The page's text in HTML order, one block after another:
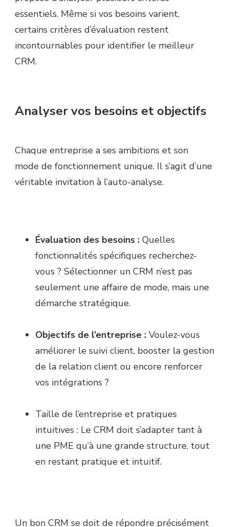
essentiels. Même si vos besoins varient,
certains critères d’évaluation restent
incontournables pour identifier le meilleur
CRM.
Analyser vos besoins et objectifs
Chaque entreprise a ses ambitions et son
mode de fonctionnement unique. Il s’agit d’une
véritable invitation à l’auto-analyse.
Évaluation des besoins : Quelles
fonctionnalités spécifiques recherchez-
vous ? Sélectionner un CRM n’est pas
seulement une affaire de mode, mais une
démarche stratégique.
Objectifs de l’entreprise : Voulez-vous
améliorer le suivi client, booster la gestion
de la relation client ou encore renforcer
vos intégrations ?
Taille de l’entreprise et pratiques
intuitives : Le CRM doit s’adapter tant à
une PME qu’à une grande structure, tout
en restant pratique et intuitif.
Un bon CRM se doit de répondre précisément